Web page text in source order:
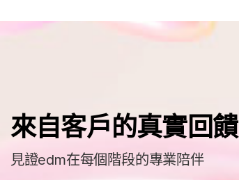
來自客戶的真實回饋
見證edm在每個階段的專業陪伴